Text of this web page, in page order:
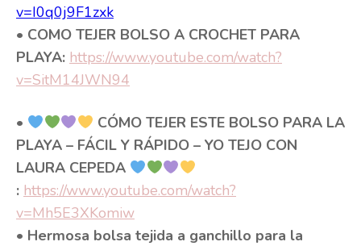
v=I0q0j9F1zxk
• COMO TEJER BOLSO A CROCHET PARA
PLAYA: https://www.youtube.com/watch?
v=SitM14JWN94
•
CÓMO TEJER ESTE BOLSO PARA LA
PLAYA – FÁCIL Y RÁPIDO – YO TEJO CON
LAURA CEPEDA
: https://www.youtube.com/watch?
v=Mh5E3XKomiw
• Hermosa bolsa tejida a ganchillo para la